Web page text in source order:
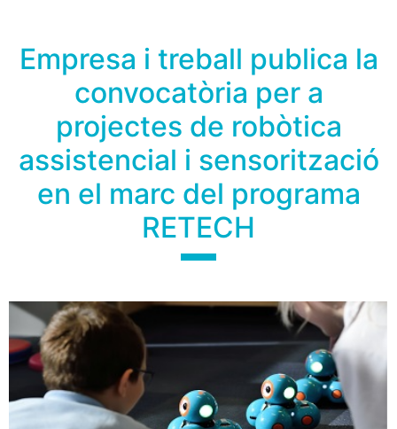
Empresa i treball publica la
convocatòria per a
projectes de robòtica
assistencial i sensorització
en el marc del programa
RETECH